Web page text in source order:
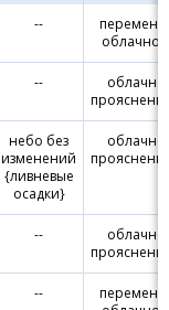
--
--
облачно
небо без
изменений
{ливневые
осадки}
облачно
--
облачно
--